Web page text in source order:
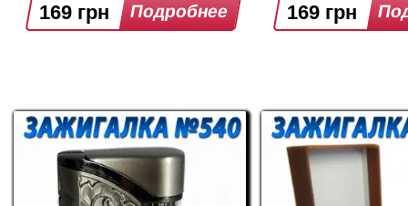
169 грн 169 грн